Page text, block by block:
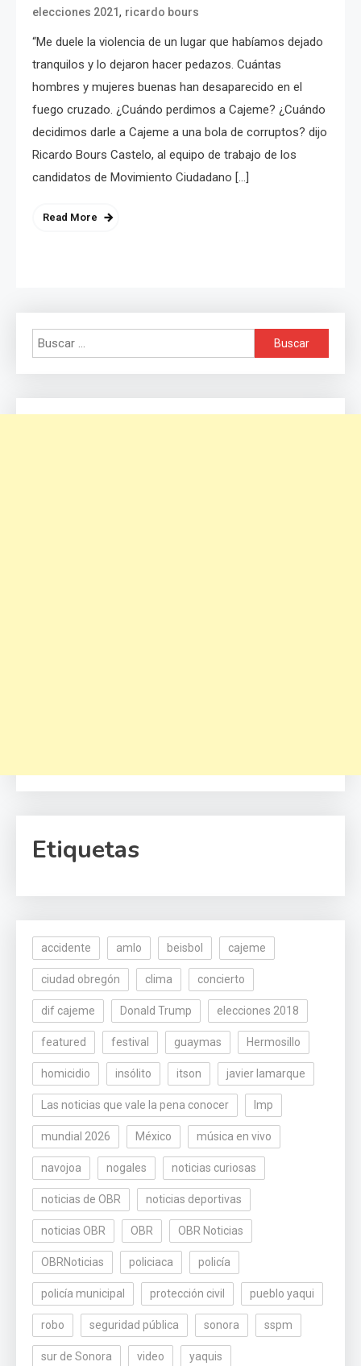
elecciones 2021, ricardo bours
“Me duele la violencia de un lugar que habíamos dejado
tranquilos y lo dejaron hacer pedazos. Cuántas
hombres y mujeres buenas han desaparecido en el
fuego cruzado. ¿Cuándo perdimos a Cajeme? ¿Cuándo
decidimos darle a Cajeme a una bola de corruptos? dijo
Ricardo Bours Castelo, al equipo de trabajo de los
candidatos de Movimiento Ciudadano […]
Read More
Buscar:
Etiquetas
accidente amlo beisbol cajeme
ciudad obregón clima concierto
dif cajeme Donald Trump elecciones 2018
featured festival guaymas Hermosillo
homicidio insólito itson javier lamarque
Las noticias que vale la pena conocer lmp
mundial 2026 México música en vivo
navojoa nogales noticias curiosas
noticias de OBR noticias deportivas
noticias OBR OBR OBR Noticias
OBRNoticias policiaca policía
policía municipal protección civil pueblo yaqui
robo seguridad pública sonora sspm
sur de Sonora video yaquis